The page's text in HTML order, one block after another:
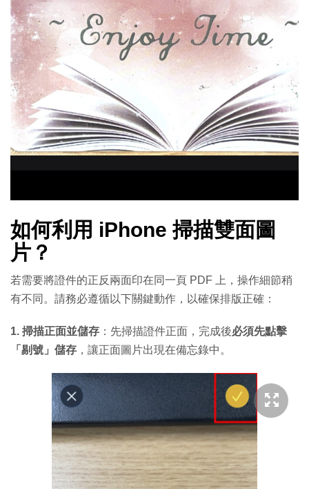
如何利用 iPhone 掃描雙面圖
片？
若需要將證件的正反兩面印在同一頁 PDF 上，操作細節稍
有不同。請務必遵循以下關鍵動作，以確保排版正確：
1. 掃描正面並儲存 ：先掃描證件正面，完成後必須先點擊
「剔號」儲存 ，讓正面圖片出現在備忘錄中。